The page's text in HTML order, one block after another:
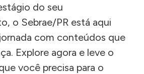
do seu
o Sebrae/PR está aqui
com conteúdos que
Explore agora e leve o
você precisa para o